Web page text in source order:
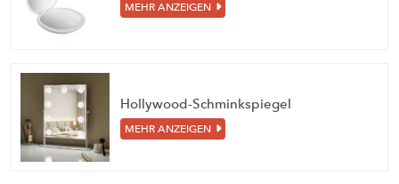
MEHR ANZEIGEN
Hollywood-Schminkspiegel
MEHR ANZEIGEN